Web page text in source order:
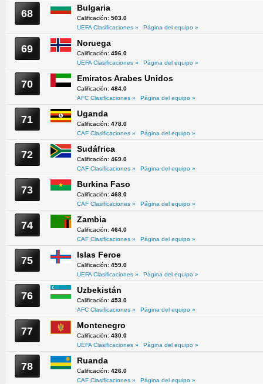
68 Bulgaria
Calificación: 503.0
UEFA Clasificaciones »
Página del equipo »
69 Noruega
Calificación: 496.0
UEFA Clasificaciones »
Página del equipo »
70 Emiratos Arabes Unidos
Calificación: 484.0
AFC Clasificaciones »
Página del equipo »
71 Uganda
Calificación: 478.0
CAF Clasificaciones »
Página del equipo »
72 Sudáfrica
Calificación: 469.0
CAF Clasificaciones »
Página del equipo »
73 Burkina Faso
Calificación: 468.0
CAF Clasificaciones »
Página del equipo »
74 Zambia
Calificación: 464.0
CAF Clasificaciones »
Página del equipo »
75 Islas Feroe
Calificación: 459.0
UEFA Clasificaciones »
Página del equipo »
76 Uzbekistán
Calificación: 453.0
AFC Clasificaciones »
Página del equipo »
77 Montenegro
Calificación: 430.0
UEFA Clasificaciones »
Página del equipo »
78 Ruanda
Calificación: 426.0
CAF Clasificaciones »
Página del equipo »